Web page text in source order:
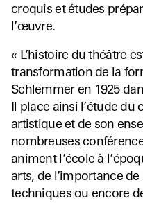
croquis et études
l’œuvre.
« L’histoire du théâtre
transformation de la
Schlemmer en 1925
Il place ainsi l’étude
artistique et de son
nombreuses
animent l’école à
arts, de l’importance
techniques ou encore